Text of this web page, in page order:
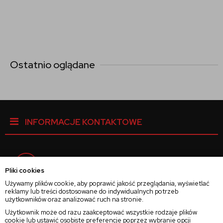
Pliki cookies
Używamy plików cookie, aby poprawić jakość przeglądania, wyświetlać
reklamy lub treści dostosowane do indywidualnych potrzeb
użytkowników oraz analizować ruch na stronie.
Użytkownik może od razu zaakceptować wszystkie rodzaje plików
cookie lub ustawić osobiste preferencje poprzez wybranie opcji
Ostatnio oglądane
INFORMACJE KONTAKTOWE
Instagram